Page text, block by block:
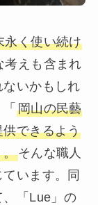
永く使い続け
考えも含まれ
いかもしれ
岡山の民藝
できるよう
。そんな職人
います。同
、「Lue」の